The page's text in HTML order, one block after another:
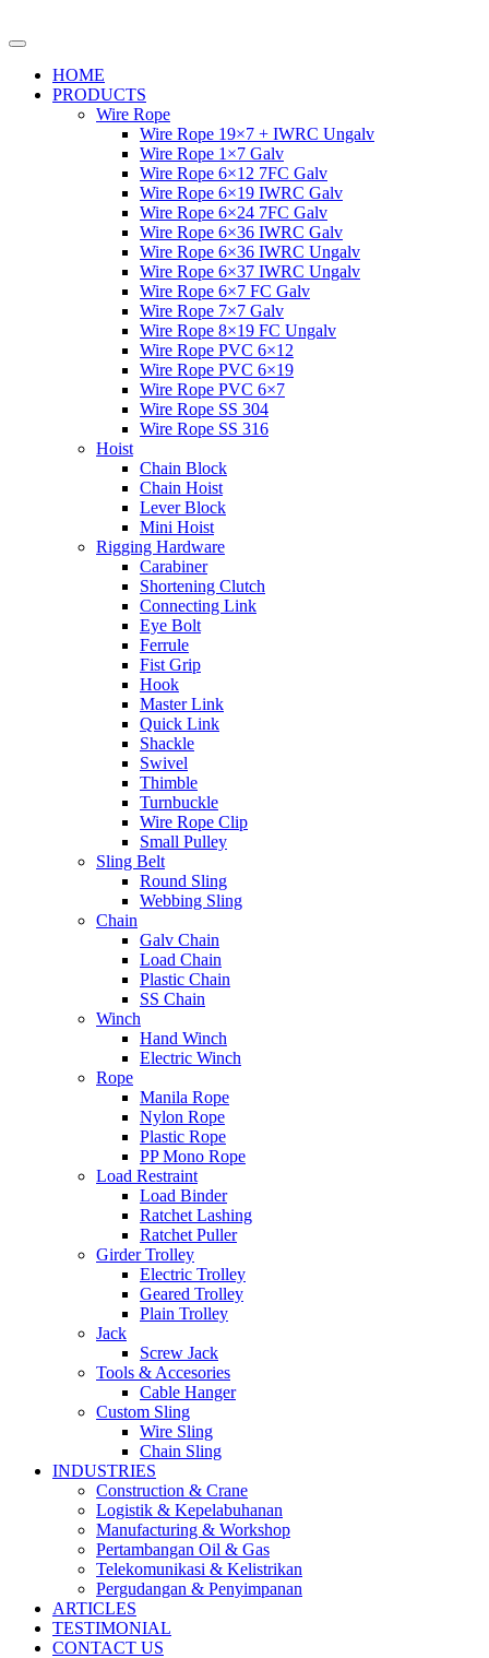
HOME
PRODUCTS
Wire Rope
Wire Rope 19×7 + IWRC Ungalv
Wire Rope 1×7 Galv
Wire Rope 6×12 7FC Galv
Wire Rope 6×19 IWRC Galv
Wire Rope 6×24 7FC Galv
Wire Rope 6×36 IWRC Galv
Wire Rope 6×36 IWRC Ungalv
Wire Rope 6×37 IWRC Ungalv
Wire Rope 6×7 FC Galv
Wire Rope 7×7 Galv
Wire Rope 8×19 FC Ungalv
Wire Rope PVC 6×12
Wire Rope PVC 6×19
Wire Rope PVC 6×7
Wire Rope SS 304
Wire Rope SS 316
Hoist
Chain Block
Chain Hoist
Lever Block
Mini Hoist
Rigging Hardware
Carabiner
Shortening Clutch
Connecting Link
Eye Bolt
Ferrule
Fist Grip
Hook
Master Link
Quick Link
Shackle
Swivel
Thimble
Turnbuckle
Wire Rope Clip
Small Pulley
Sling Belt
Round Sling
Webbing Sling
Chain
Galv Chain
Load Chain
Plastic Chain
SS Chain
Winch
Hand Winch
Electric Winch
Rope
Manila Rope
Nylon Rope
Plastic Rope
PP Mono Rope
Load Restraint
Load Binder
Ratchet Lashing
Ratchet Puller
Girder Trolley
Electric Trolley
Geared Trolley
Plain Trolley
Jack
Screw Jack
Tools & Accesories
Cable Hanger
Custom Sling
Wire Sling
Chain Sling
INDUSTRIES
Construction & Crane
Logistik & Kepelabuhanan
Manufacturing & Workshop
Pertambangan Oil & Gas
Telekomunikasi & Kelistrikan
Pergudangan & Penyimpanan
ARTICLES
TESTIMONIAL
CONTACT US